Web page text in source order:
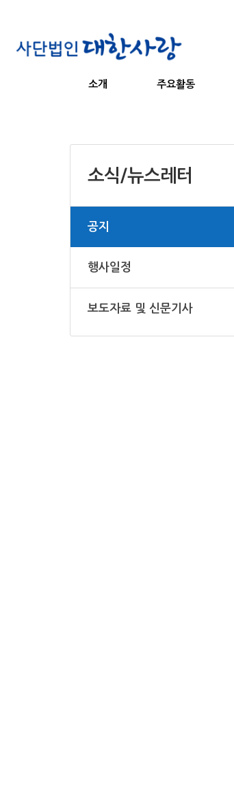
소개 주요활동
소식/뉴스레터
공지
행사일정
보도자료 및 신문기사